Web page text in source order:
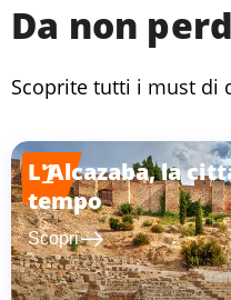
Da non
Scoprite tutti i must di
1
L'Alcazaba, la
tempo
Scoprieast